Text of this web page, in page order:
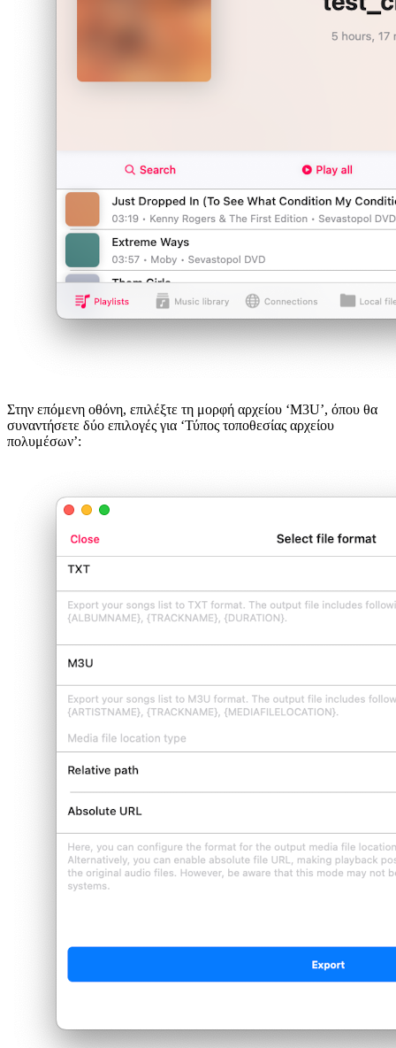
Στην επόμενη οθόνη, επιλέξτε τη μορφή αρχείου ‘M3U’, όπου θα
συναντήσετε δύο επιλογές για ‘Τύπος τοποθεσίας αρχείου
πολυμέσων’: